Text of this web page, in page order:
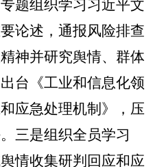
专题组织学习习近平文
论述，通报风险排查
神并研究舆情、群体
出台《工业和信息化领
应急处理机制》，压
三是组织全员学习
情收集研判回应和应